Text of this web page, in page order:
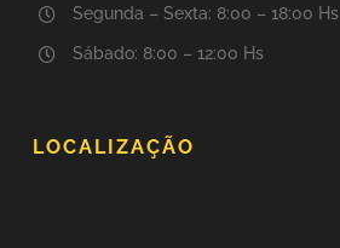
Segunda – Sexta: 8:00 – 18:00 Hs
Sábado: 8:00 – 12:00 Hs
LOCALIZAÇÃO